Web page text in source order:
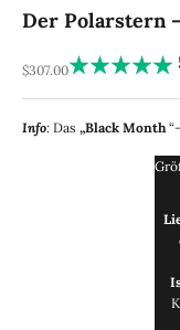
Der Polarstern
REA-pris
$307.00
Info: Das „Black Month